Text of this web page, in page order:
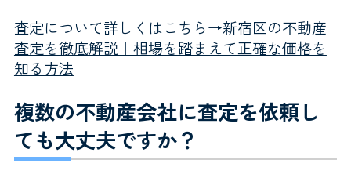
査定について詳しくはこちら→新宿区の不動産
査定を徹底解説｜相場を踏まえて正確な価格を
知る方法
複数の不動産会社に査定を依頼し
ても大丈夫ですか？